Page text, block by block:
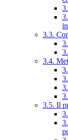
3.3.
3.4.
3.5. Il